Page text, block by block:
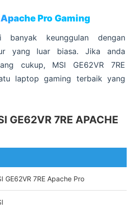
Apache Pro Gaming
keunggulan dengan
yang luar biasa. Jika anda
cukup, MSI GE62VR 7RE
laptop gaming terbaik yang
GE62VR 7RE APACHE
GE62VR 7RE Apache Pro